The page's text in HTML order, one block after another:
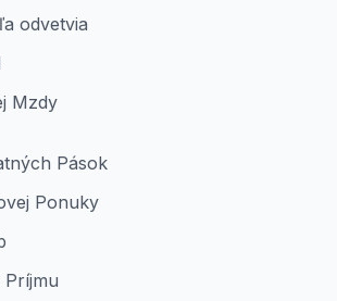
odvetvia
Mzdy
Pások
Ponuky
Príjmu